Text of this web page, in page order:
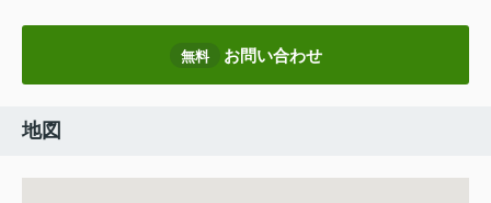
無料 お問い合わせ
地図